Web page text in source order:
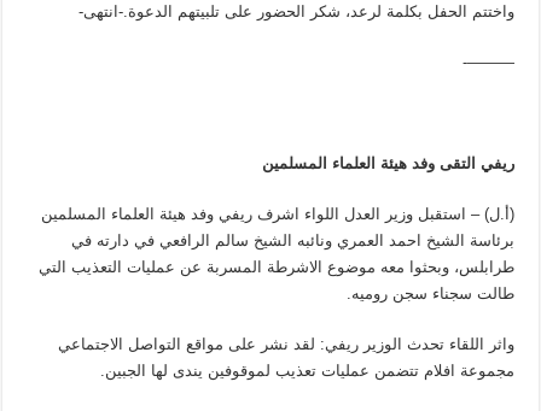
واختتم الحفل بكلمة لرعد، شكر الحضور على تلبيتهم الدعوة.-انتهى-
———-
ريفي التقى وفد هيئة العلماء المسلمين
(أ.ل) – استقبل وزير العدل اللواء اشرف ريفي وفد هيئة العلماء المسلمين
برئاسة الشيخ احمد العمري ونائبه الشيخ سالم الرافعي في دارته في
طرابلس، وبحثوا معه موضوع الاشرطة المسربة عن عمليات التعذيب التي
طالت سجناء سجن روميه.
واثر اللقاء تحدث الوزير ريفي: لقد نشر على مواقع التواصل الاجتماعي
مجموعة افلام تتضمن عمليات تعذيب لموقوفين يندى لها الجبين.